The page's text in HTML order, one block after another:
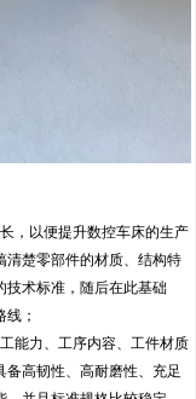
，以便提升数控车床的生产
清楚零部件的材质、结构特
技术标准，随后在此基础
；
能力、工序内容、工件材质
高韧性、高耐磨性、充足